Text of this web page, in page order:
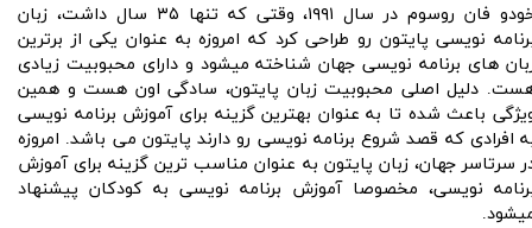
خودو فان روسوم در سال ۱۹۹۱، وقتی که تنها ۳۵ سال داشت، زبان
نویسی پایتون رو طراحی کرد که امروزه به عنوان یکی از برترین
های برنامه نویسی جهان شناخته میشود و دارای محبوبیت زیادی
دلیل اصلی محبوبیت زبان پایتون، سادگی اون هست و همین
باعث شده تا به عنوان بهترین گزینه برای آموزش برنامه نویسی
افرادی که قصد شروع برنامه نویسی رو دارند پایتون می باشد. امروزه
سرتاسر جهان، زبان پایتون به عنوان مناسب ترین گزینه برای آموزش
نویسی، مخصوصا آموزش برنامه نویسی به کودکان پیشنهاد